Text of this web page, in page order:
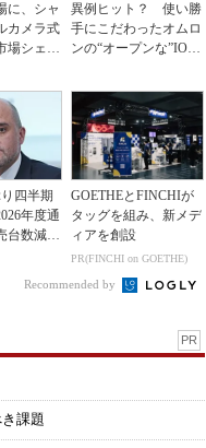
に、シャ
カメラ式
シェア
異例ヒット？ 使い勝
手にこだわったオムロ
ンの“オープンな”IO-L
四半期
年度通
台数減も
GOETHEとFINCHIが
タッグを組み、新メデ
ィアを創設
PR(FINCHI on GOETHE)
Recommended by
PR
課題